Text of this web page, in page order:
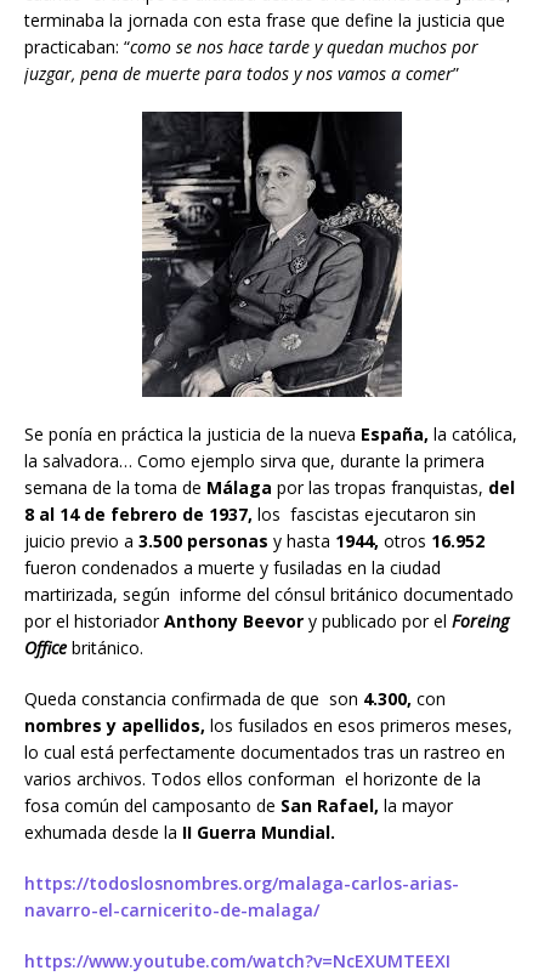
terminaba la jornada con esta frase que define la justicia que
practicaban: “como se nos hace tarde y quedan muchos por
juzgar, pena de muerte para todos y nos vamos a comer”
Se ponía en práctica la justicia de la nueva España, la católica,
la salvadora… Como ejemplo sirva que, durante la primera
semana de la toma de Málaga por las tropas franquistas, del
8 al 14 de febrero de 1937, los fascistas ejecutaron sin
juicio previo a 3.500 personas y hasta 1944, otros 16.952
fueron condenados a muerte y fusiladas en la ciudad
martirizada, según informe del cónsul británico documentado
por el historiadorAnthony Beevor y publicado por el Foreing
Office británico.
Queda constancia confirmada de que son 4.300, con
nombres y apellidos, los fusilados en esos primeros meses,
lo cual está perfectamente documentados tras un rastreo en
varios archivos. Todos ellos conforman el horizonte de la
fosa común del camposanto de San Rafael, la mayor
exhumada desde la II Guerra Mundial.
https://todoslosnombres.org/malaga-carlos-arias-
navarro-el-carnicerito-de-malaga/
https://www.youtube.com/watch?v=NcEXUMTEEXI